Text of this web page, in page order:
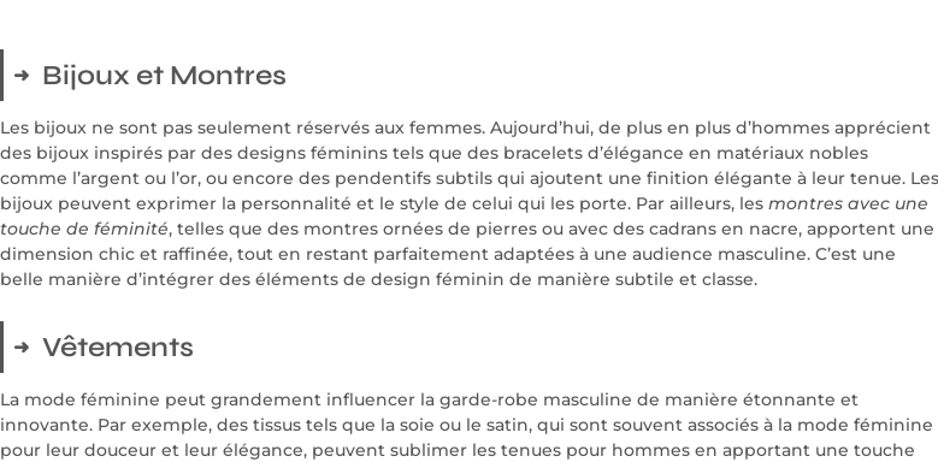
Bijoux et Montres
Les bijoux ne sont pas seulement réservés aux femmes. Aujourd’hui, de plus en plus d’hommes apprécient
des bijoux inspirés par des designs féminins tels que des bracelets d’élégance en matériaux nobles
comme l’argent ou l’or, ou encore des pendentifs subtils qui ajoutent une finition élégante à leur tenue. Les
bijoux peuvent exprimer la personnalité et le style de celui qui les porte. Par ailleurs, les montres avec une
touche de féminité, telles que des montres ornées de pierres ou avec des cadrans en nacre, apportent une
dimension chic et raffinée, tout en restant parfaitement adaptées à une audience masculine. C’est une
belle manière d’intégrer des éléments de design féminin de manière subtile et classe.
Vêtements
La mode féminine peut grandement influencer la garde-robe masculine de manière étonnante et
innovante. Par exemple, des tissus tels que la soie ou le satin, qui sont souvent associés à la mode féminine
pour leur douceur et leur élégance, peuvent sublimer les tenues pour hommes en apportant une touche